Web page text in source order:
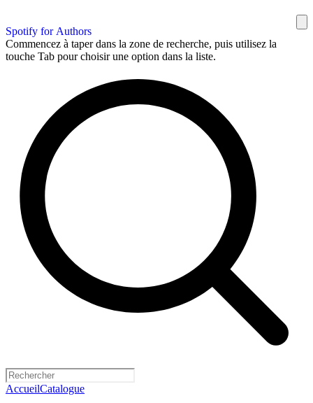
Spotify for Authors
Commencez à taper dans la zone de recherche, puis utilisez la
touche Tab pour choisir une option dans la liste.
AccueilCatalogue